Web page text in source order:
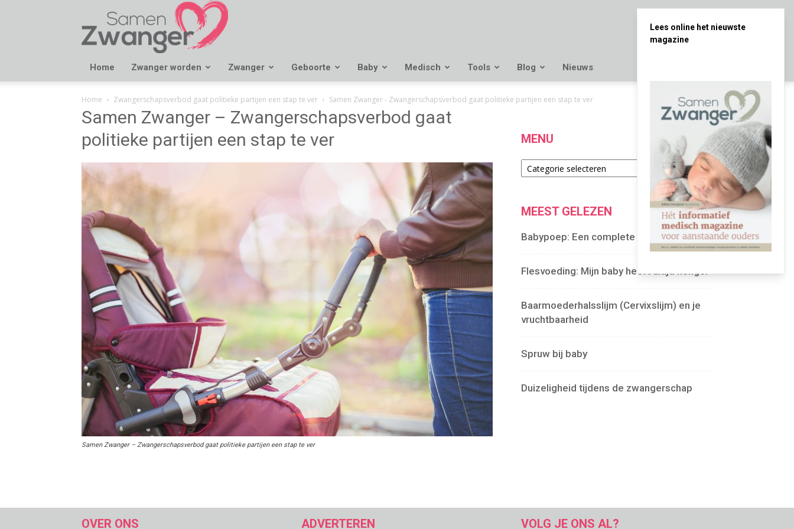
Samen
Zwanger
Home Zwanger worden Zwanger Geboorte Baby Medisch Tools Blog Nieuws
Home Zwangerschapsverbod gaat politieke partijen een stap te ver Samen Zwanger - Zwangerschapsverbod gaat politieke partijen een stap te ver
Samen Zwanger – Zwangerschapsverbod gaat
politieke partijen een stap te ver
Samen Zwanger – Zwangerschapsverbod gaat politieke partijen een stap te ver
MENU
Menu
MEEST GELEZEN
Babypoep: Een complete gids
Flesvoeding: Mijn baby heeft altijd honger
Baarmoederhalsslijm (Cervixslijm) en je
vruchtbaarheid
Spruw bij baby
Duizeligheid tijdens de zwangerschap
OVER ONS ADVERTEREN VOLG JE ONS AL?
Lees online het nieuwste
magazine